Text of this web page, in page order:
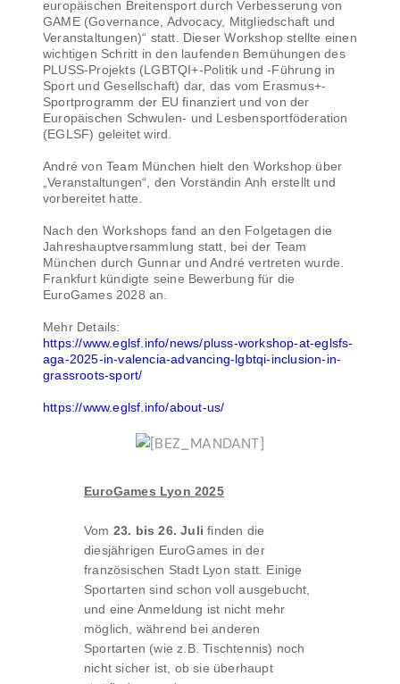
europäischen Breitensport durch Verbesserung von
GAME (Governance, Advocacy, Mitgliedschaft und
Veranstaltungen)“ statt. Dieser Workshop stellte einen
wichtigen Schritt in den laufenden Bemühungen des
PLUSS-Projekts (LGBTQI+-Politik und -Führung in
Sport und Gesellschaft) dar, das vom Erasmus+-
Sportprogramm der EU finanziert und von der
Europäischen Schwulen- und Lesbensportföderation
(EGLSF) geleitet wird.
André von Team München hielt den Workshop über
„Veranstaltungen“, den Vorständin Anh erstellt und
vorbereitet hatte.
Nach den Workshops fand an den Folgetagen die
Jahreshauptversammlung statt, bei der Team
München durch Gunnar und André vertreten wurde.
Frankfurt kündigte seine Bewerbung für die
EuroGames 2028 an.
Mehr Details:
https://www.eglsf.info/news/pluss-workshop-at-eglsfs-
aga-2025-in-valencia-advancing-lgbtqi-inclusion-in-
grassroots-sport/
https://www.eglsf.info/about-us/
EuroGames Lyon 2025
Vom 23. bis 26. Juli finden die
diesjährigen EuroGames in der
französischen Stadt Lyon statt. Einige
Sportarten sind schon voll ausgebucht,
und eine Anmeldung ist nicht mehr
möglich, während bei anderen
Sportarten (wie z.B. Tischtennis) noch
nicht sicher ist, ob sie überhaupt